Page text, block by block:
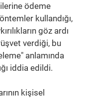
ödeme
kullandığı,
göz ardı
verdiği, bu
anlamında
iddia edildi.
kişisel